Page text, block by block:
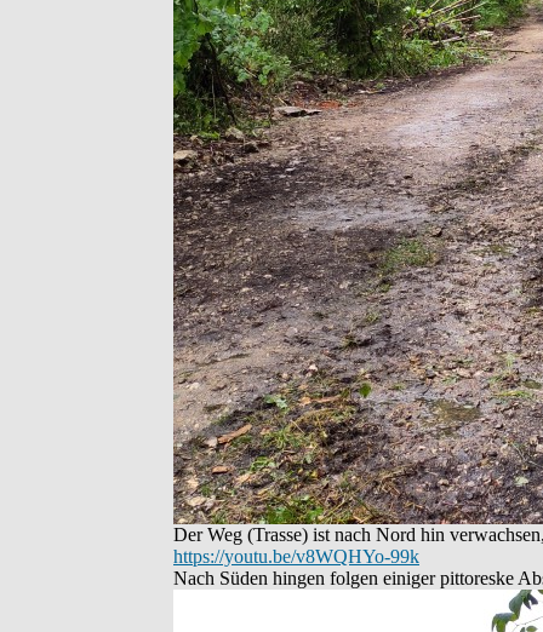
Der Weg (Trasse) ist nach Nord hin
https://youtu.be/v8WQHYo-99k
Nach Süden hingen folgen einiger pittoreske